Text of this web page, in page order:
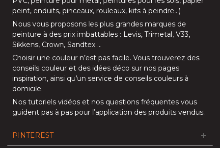
peint, enduits, pinceaux, rouleaux, kits à peindre…)
Nous vous proposons les plus grandes marques de
peinture à des prix imbattables : Levis, Trimetal, V33,
Sikkens, Crown, Sandtex …
Choisir une couleur n’est pas facile. Vous trouverez des
conseils couleur et des idées déco sur nos pages
inspiration, ainsi qu’un service de conseils couleurs à
domicile.
Nos tutoriels vidéos et nos questions fréquentes vous
guident pas à pas pour l’application des produits vendus.
PINTEREST